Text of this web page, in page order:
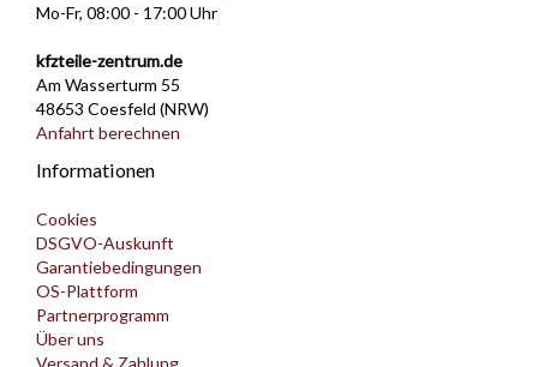
Mo-Fr, 08:00 - 17:00 Uhr
kfzteile-zentrum.de
Am Wasserturm 55
48653 Coesfeld (NRW)
Anfahrt berechnen
Informationen
Cookies
DSGVO-Auskunft
Garantiebedingungen
OS-Plattform
Partnerprogramm
Über uns
Versand & Zahlung